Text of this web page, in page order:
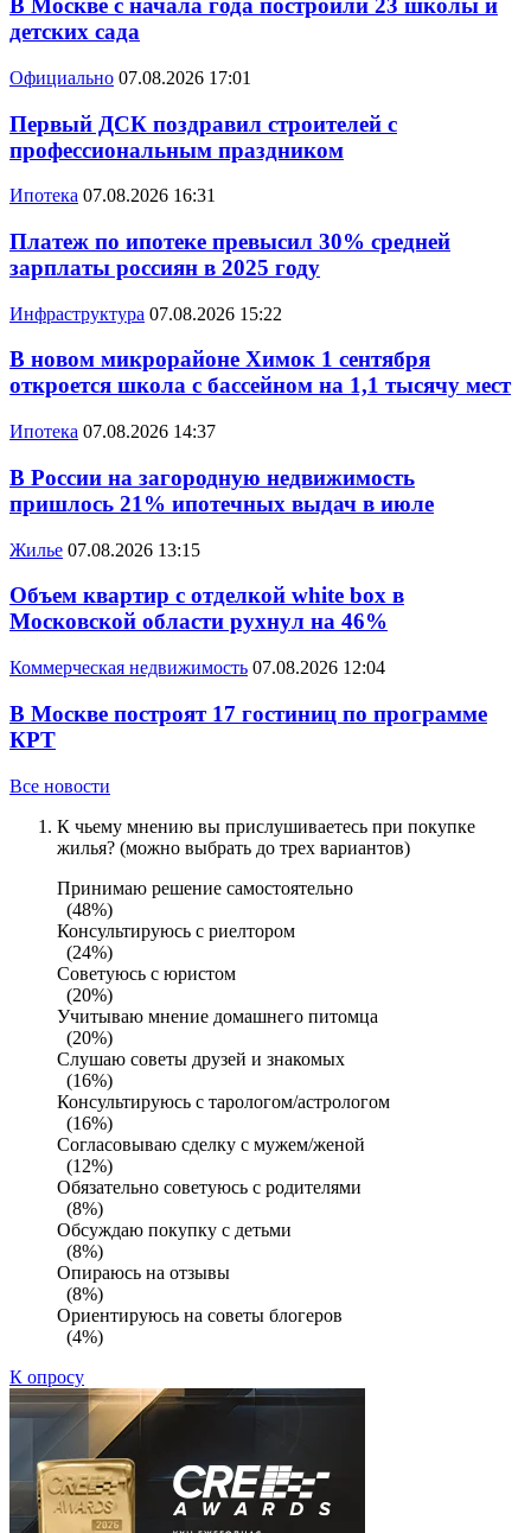
В Москве с начала года построили 23 школы и
детских сада
Официально 07.08.2026 17:01
Первый ДСК поздравил строителей с
профессиональным праздником
Ипотека 07.08.2026 16:31
Платеж по ипотеке превысил 30% средней
зарплаты россиян в 2025 году
Инфраструктура 07.08.2026 15:22
В новом микрорайоне Химок 1 сентября
откроется школа с бассейном на 1,1 тысячу мест
Ипотека 07.08.2026 14:37
В России на загородную недвижимость
пришлось 21% ипотечных выдач в июле
Жилье 07.08.2026 13:15
Объем квартир с отделкой white box в
Московской области рухнул на 46%
Коммерческая недвижимость 07.08.2026 12:04
В Москве построят 17 гостиниц по программе
КРТ
Все новости
К чьему мнению вы прислушиваетесь при покупке
жилья? (можно выбрать до трех вариантов)
Принимаю решение самостоятельно
(48%)
Консультируюсь с риелтором
(24%)
Советуюсь с юристом
(20%)
Учитываю мнение домашнего питомца
(20%)
Слушаю советы друзей и знакомых
(16%)
Консультируюсь с тарологом/астрологом
(16%)
Согласовываю сделку с мужем/женой
(12%)
Обязательно советуюсь с родителями
(8%)
Обсуждаю покупку с детьми
(8%)
Опираюсь на отзывы
(8%)
Ориентируюсь на советы блогеров
(4%)
К опросу